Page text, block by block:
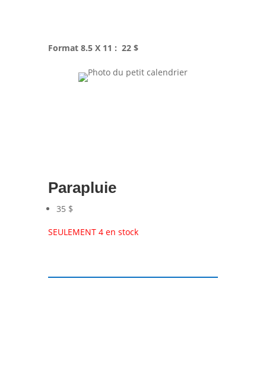
Format 8.5 X 11 : 22 $
Parapluie
35 $
SEULEMENT 4 en stock